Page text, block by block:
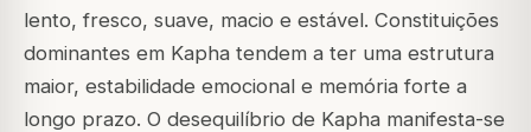
lento, fresco, suave, macio e estável. Constituições
dominantes em Kapha tendem a ter uma estrutura
maior, estabilidade emocional e memória forte a
longo prazo. O desequilíbrio de Kapha manifesta-se